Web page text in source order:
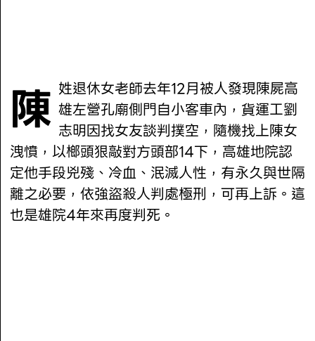
陳姓退休女老師去年12月被人發現陳屍高 雄左營孔廟側門自小客車內，貨運工劉
志明因找女友談判撲空，隨機找上陳女
洩憤，以榔頭狠敲對方頭部14下，高雄地院認
定他手段兇殘、冷血、泯滅人性，有永久與世隔
離之必要，依強盜殺人判處極刑，可再上訴。這
也是雄院4年來再度判死。